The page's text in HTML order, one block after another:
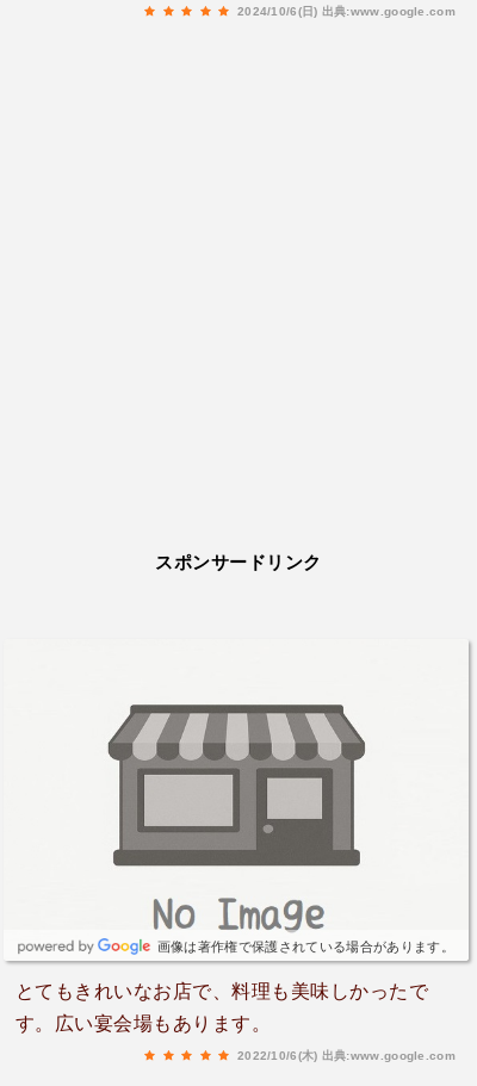
2024/10/6(日) 出典:www.google.com
スポンサードリンク
画像は著作権で保護されている場合があります。
とてもきれいなお店で、料理も美味しかったで
す。広い宴会場もあります。
2022/10/6(木) 出典:www.google.com